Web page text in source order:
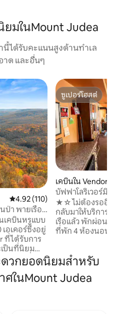
มในMount Judea
นี้ได้รับคะแนนสูงด้านทำเล
าด และอื่นๆ
คะแนนเฉลี่ย 4.92 จาก 5, 110 รีวิว
4.92 (110)
ป่า พายเรือ
เคบินหรูแบบ
อเคอร์ซึ่งอยู่
ที่ได้รับการ
เป็นที่นิยม
อซาร์กซึ่งได้
สำหรับผู้ที่ชื่น
ยไม่ต้องมี
ซูเปอร์โฮสต์
ซูเปอร์โฮสต์
เคบินใน Vendor
บัฟฟาโลริเวอร์มิส
★☆ ไม่ต้องรออีกต่
กลับมาให้บริการทั
เรือแล้ว พักผ่อนที่ Misty Creek Home
ที่พัก 4 ห้องนอนแ
ตัวกันที่หลุมกองไฟ
กับการเล่นกอล์ฟบ
หลา และหลุมฮอร์ส
วกยอดนิยมสำหรับ
ในMount Judea